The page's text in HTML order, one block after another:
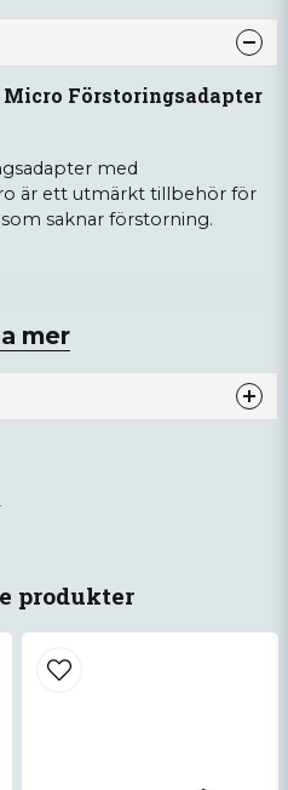
produkter
Förstoringsadapter
med
är ett utmärkt tillbehör för
saknar förstorning.
22 mm
mer
produkten...